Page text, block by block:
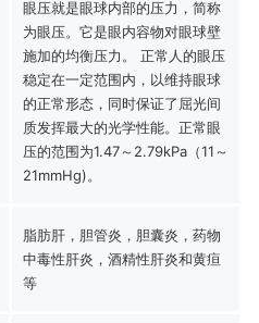
眼压就是眼球内部的压力，简称
为眼压。它是眼内容物对眼球壁
施加的均衡压力。 正常人的眼压
稳定在一定范围内，以维持眼球
的正常形态，同时保证了屈光间
质发挥最大的光学性能。正常眼
压的范围为1.47～2.79kPa（11～
21mmHg)。
脂肪肝，胆管炎，胆囊炎，药物
中毒性肝炎，酒精性肝炎和黄疸
等